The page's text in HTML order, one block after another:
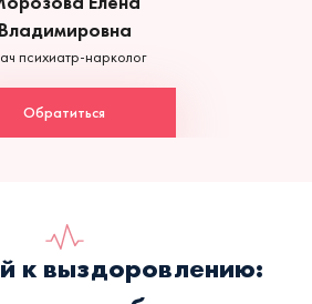
Владимировна
психиатр-нарколог
Обратиться
к выздоровлению: